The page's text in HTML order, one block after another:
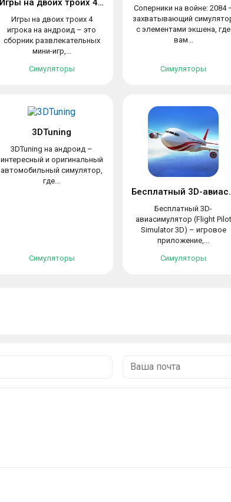
Игры на двоих троих 4 игрока
Игры на двоих троих 4
игрока на андроид – это
сборник развлекательных
мини-игр,...
Симуляторы
Соперники на войне: 2084
захватывающий
с элементами экшена, где
вам...
Симуляторы
3DTuning
3DTuning на андроид –
интересный и оригинальный
автомобильный симулятор,
где...
Симуляторы
Бесплатный 3D-
авиасимулятор (Flight Pilot
Simulator 3D) – игровое
приложение,...
Симуляторы